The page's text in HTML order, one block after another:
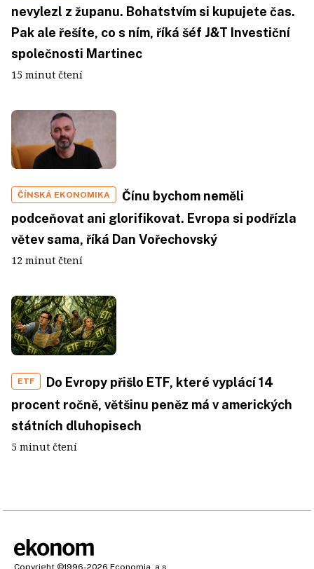
nevylezl z županu. Bohatstvím si kupujete čas.
Pak ale řešíte, co s ním, říká šéf J&T Investiční
společnosti Martinec
15 minut čtení
ČÍNSKÁ EKONOMIKA
Čínu bychom neměli
podceňovat ani glorifikovat. Evropa si podřízla
větev sama, říká Dan Vořechovský
12 minut čtení
ETF
Do Evropy přišlo ETF, které vyplácí 14
procent ročně, většinu peněz má v amerických
státních dluhopisech
5 minut čtení
Copyright ©1996-2026 Economia, a.s.